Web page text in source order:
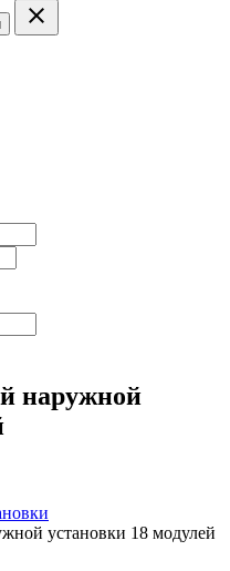
clear
наружной
установки 18 модулей